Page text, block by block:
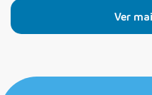
Ver